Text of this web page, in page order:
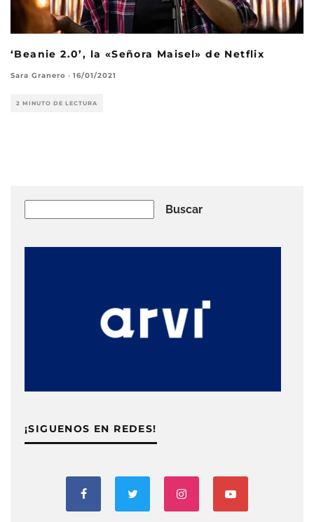
‘Beanie 2.0’, la «Señora Maisel» de Netflix
Sara Granero · 16/01/2021
2 MINUTO DE LECTURA
Buscar
¡SIGUENOS EN REDES!